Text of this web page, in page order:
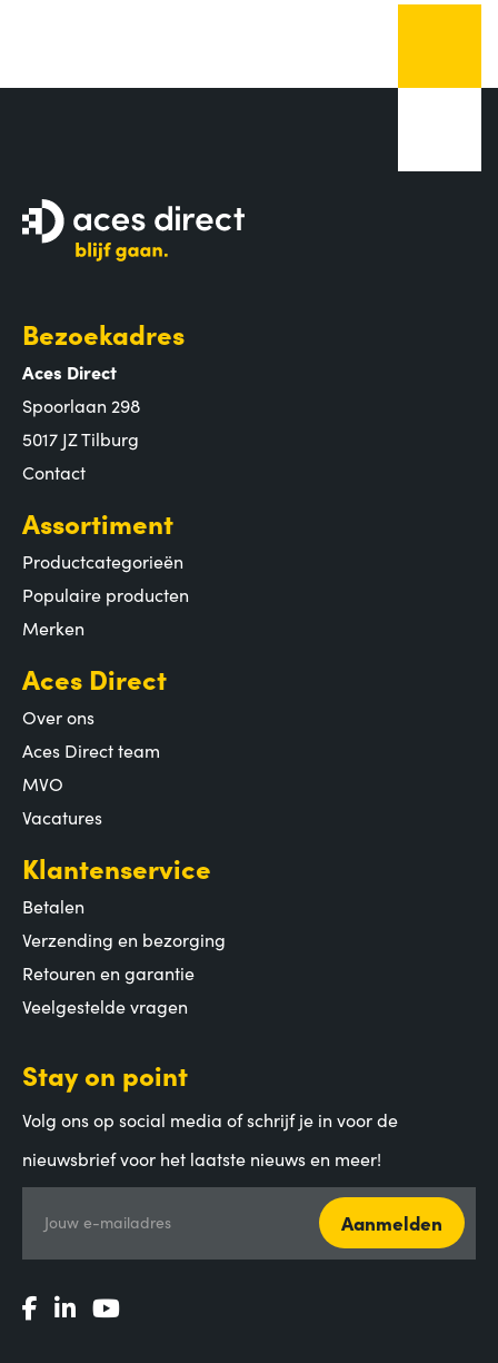
Bezoekadres
Aces Direct
Spoorlaan 298
5017 JZ Tilburg
Contact
Assortiment
Productcategorieën
Populaire producten
Merken
Aces Direct
Over ons
Aces Direct team
MVO
Vacatures
Klantenservice
Betalen
Verzending en bezorging
Retouren en garantie
Veelgestelde vragen
Stay on point
Volg ons op social media of schrijf je in voor de
nieuwsbrief voor het laatste nieuws en meer!
Jouw e-mailadres Aanmelden